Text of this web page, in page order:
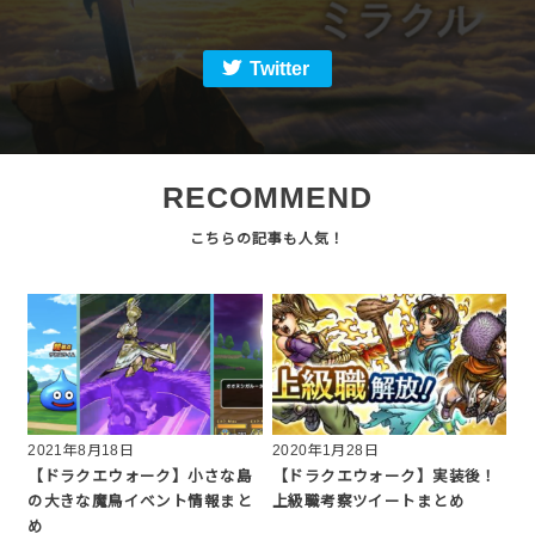
Twitter
RECOMMEND
2021年8月18日
【ドラクエウォーク】小さな島
の大きな魔鳥イベント情報まと
め
2020年1月28日
【ドラクエウォーク】実装後！
上級職考察ツイートまとめ